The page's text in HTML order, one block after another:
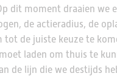
dit moment draaien we
de actieradius, de
de juiste keuze te
laden om thuis te
de lijn die we destijds